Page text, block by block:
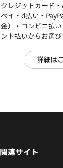
クレジットカード
ぺイ・d払い・
金）・コンビニ払
ント払いからお選び
詳細は
関連サイト